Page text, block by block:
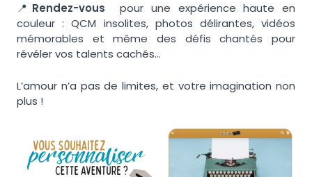
📍 Rendez-vous
pour une expérience haute en
couleur : QCM insolites, photos délirantes, vidéos
mémorables et même des défis chantés pour
révéler vos talents cachés…
L’amour n’a pas de limites, et votre imagination non
plus !